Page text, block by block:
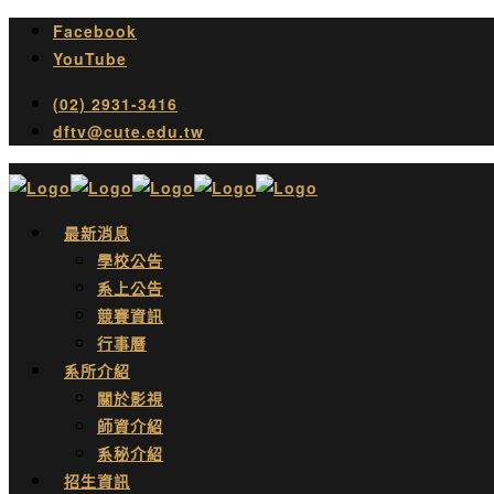
Facebook
YouTube
(02) 2931-3416
dftv@cute.edu.tw
最新消息
學校公告
系上公告
競賽資訊
行事曆
系所介紹
關於影視
師資介紹
系秘介紹
招生資訊